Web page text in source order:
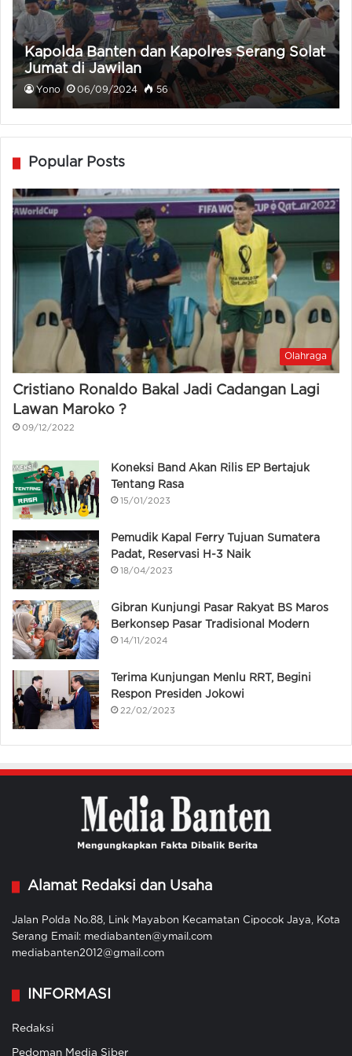
Kapolda Banten dan Kapolres Serang Solat
Jumat di Jawilan
Yono 06/09/2024 56
Popular Posts
Olahraga
Cristiano Ronaldo Bakal Jadi Cadangan Lagi
Lawan Maroko ?
09/12/2022
Koneksi Band Akan Rilis EP Bertajuk
Tentang Rasa
15/01/2023
Pemudik Kapal Ferry Tujuan Sumatera
Padat, Reservasi H-3 Naik
18/04/2023
Gibran Kunjungi Pasar Rakyat BS Maros
Berkonsep Pasar Tradisional Modern
14/11/2024
Terima Kunjungan Menlu RRT, Begini
Respon Presiden Jokowi
22/02/2023
Alamat Redaksi dan Usaha
Jalan Polda No.88, Link Mayabon Kecamatan Cipocok Jaya, Kota
Serang Email: mediabanten@ymail.com
mediabanten2012@gmail.com
INFORMASI
Redaksi
Pedoman Media Siber